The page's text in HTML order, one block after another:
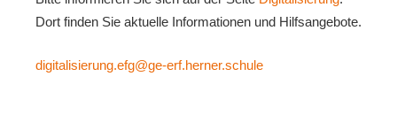
Dort finden Sie aktuelle Informationen und Hilfsangebote.
digitalisierung.efg@ge-erf.herner.schule